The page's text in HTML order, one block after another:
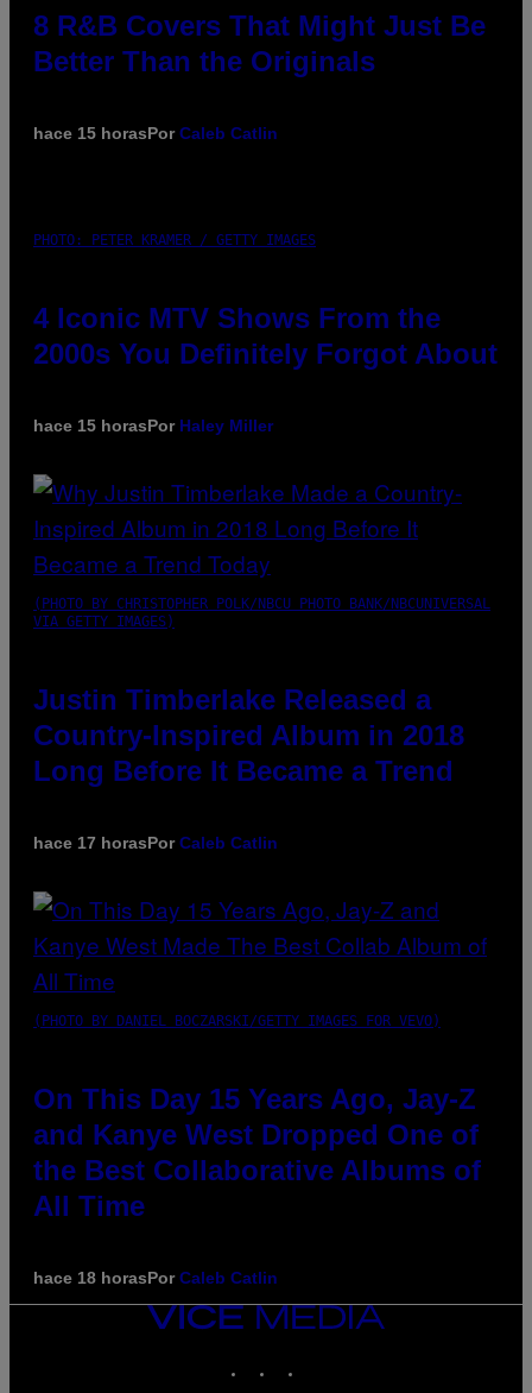
8 R&B Covers That Might Just Be
Better Than the Originals
hace 15 horasPorCaleb Catlin
PHOTO: PETER KRAMER / GETTY IMAGES
4 Iconic MTV Shows From the
2000s You Definitely Forgot About
hace 15 horasPor Haley Miller
(PHOTO BY CHRISTOPHER POLK/NBCU PHOTO BANK/NBCUNIVERSAL
VIA GETTY IMAGES)
Justin Timberlake Released a
Country-Inspired Album in 2018
Long Before It Became a Trend
hace 17 horasPorCaleb Catlin
(PHOTO BY DANIEL BOCZARSKI/GETTY IMAGES FOR VEVO)
On This Day 15 Years Ago, Jay-Z
and Kanye West Dropped One of
the Best Collaborative Albums of
All Time
hace 18 horasPorCaleb Catlin
VICE
MEDIA